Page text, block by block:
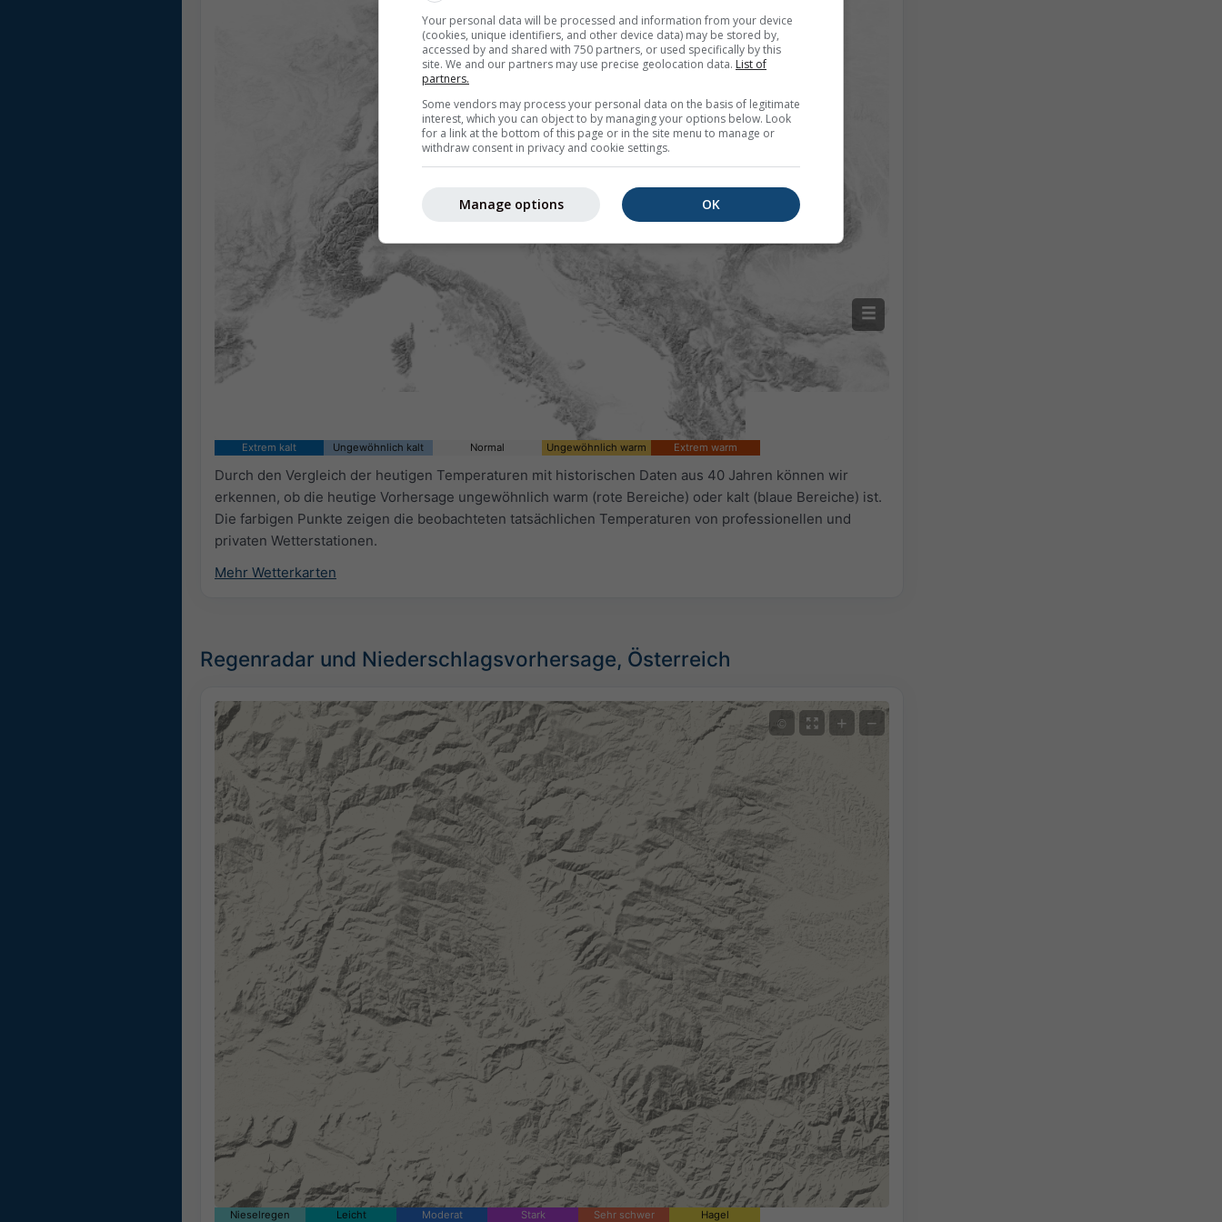
Extrem kalt Ungewöhnlich kalt Normal Ungewöhnlich warm Extrem warm
Durch den Vergleich der heutigen Temperaturen mit historischen Daten aus 40 Jahren können wir
erkennen, ob die heutige Vorhersage ungewöhnlich warm (rote Bereiche) oder kalt (blaue Bereiche) ist.
Die farbigen Punkte zeigen die beobachteten tatsächlichen Temperaturen von professionellen und
privaten Wetterstationen.
Mehr Wetterkarten
Regenradar und Niederschlagsvorhersage, Österreich
© + −
Nieselregen Leicht Moderat Stark Sehr schwer Hagel
Your personal data will be processed and information from your device
(cookies, unique identifiers, and other device data) may be stored by,
accessed by and shared with 750 partners, or used specifically by this
site. We and our partners may use precise geolocation data. List of
partners.
Some vendors may process your personal data on the basis of legitimate
interest, which you can object to by managing your options below. Look
for a link at the bottom of this page or in the site menu to manage or
withdraw consent in privacy and cookie settings.
OK
Manage options